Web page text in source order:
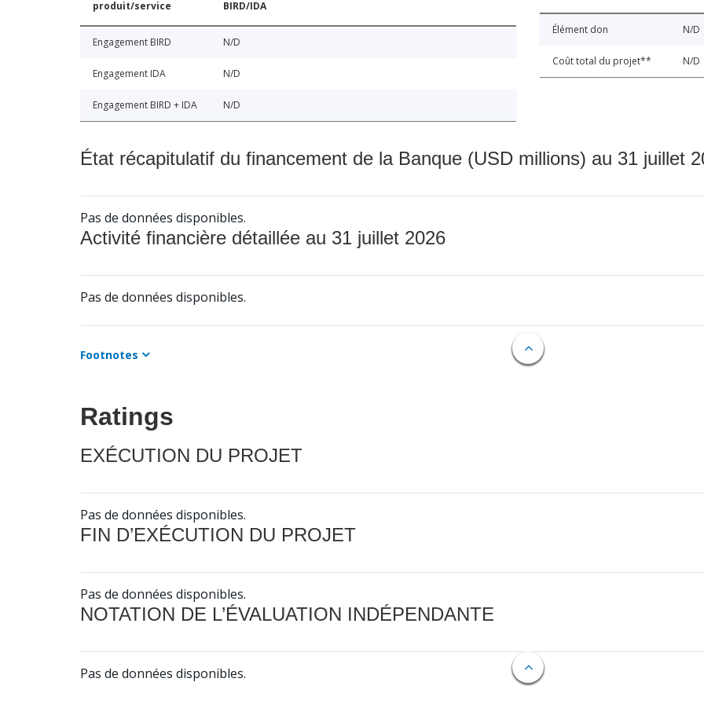
produit/service BIRD/IDA
Engagement BIRD N/D
Engagement IDA N/D
Engagement BIRD + IDA N/D
Élément don N/D
Coût total du projet** N/D
État récapitulatif du financement de la Banque (USD millions) au 31 juillet
Pas de données disponibles.
Activité financière détaillée au 31 juillet 2026
Pas de données disponibles.
Footnotes
Ratings
EXÉCUTION DU PROJET
Pas de données disponibles.
FIN D’EXÉCUTION DU PROJET
Pas de données disponibles.
NOTATION DE L’ÉVALUATION INDÉPENDANTE
Pas de données disponibles.